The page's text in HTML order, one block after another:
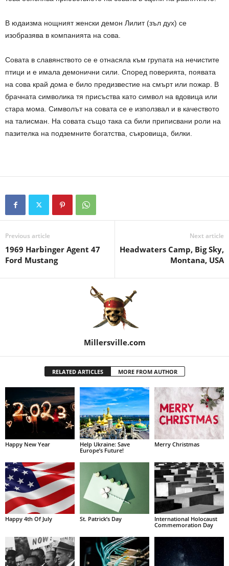
В юдаизма нощният женски демон Лилит (зъл дух) се
изобразява в компанията на сова.
Совата в славянството се е отнасяла към групата на нечистите
птици и е имала демонични сили. Според поверията, появата
на сова край дома е било предизвестие на смърт или пожар. В
брачната символика тя присъства като символ на вдовица или
стара мома. Символът на совата се е използвал и в качеството
на талисман. На совата също така са били приписвани роли на
пазителка на подземните богатства, съкровища, билки.
Previous article
1969 Harbinger Agent 47
Ford Mustang
Next article
Headwaters Camp, Big Sky,
Montana, USA
Millersville.com
RELATED ARTICLES MORE FROM AUTHOR
Happy New Year
Help Ukraine: Save
Europe’s Future!
Merry Christmas
Happy 4th Of July St. Patrick’s Day
International Holocaust
Commemoration Day